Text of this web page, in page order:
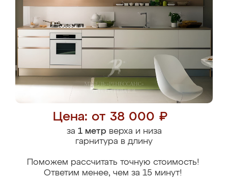
Цена: от 38 000 ₽
за 1 метрверха и низа
гарнитура в длину
Поможем рассчитать точную стоимость!
Ответим менее, чем за 15 минут!